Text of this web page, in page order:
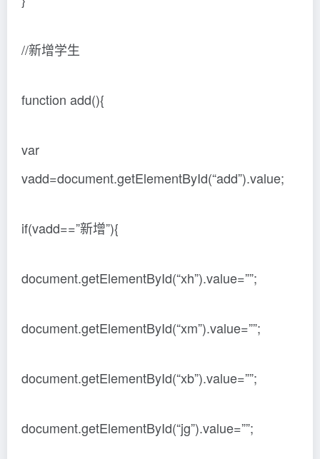
//新增学生
function add(){
var
vadd=document.getElementById(“add”).value;
if(vadd==”新增”){
document.getElementById(“xh”).value=””;
document.getElementById(“xm”).value=””;
document.getElementById(“xb”).value=””;
document.getElementById(“jg”).value=””;